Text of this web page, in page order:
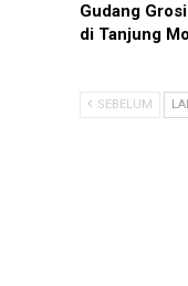
Gudang
di Tanjung
SEBELUM